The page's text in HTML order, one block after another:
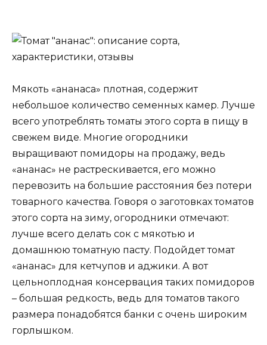
Мякоть «ананаса» плотная, содержит
небольшое количество семенных камер. Лучше
всего употреблять томаты этого сорта в пищу в
свежем виде. Многие огородники
выращивают помидоры на продажу, ведь
«ананас» не растрескивается, его можно
перевозить на большие расстояния без потери
товарного качества. Говоря о заготовках томатов
этого сорта на зиму, огородники отмечают:
лучше всего делать сок с мякотью и
домашнюю томатную пасту. Подойдет томат
«ананас» для кетчупов и аджики. А вот
цельноплодная консервация таких помидоров
– большая редкость, ведь для томатов такого
размера понадобятся банки с очень широким
горлышком.